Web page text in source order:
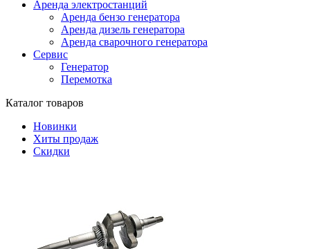
Аренда электростанций
Аренда бензо генератора
Аренда дизель генератора
Аренда сварочного генератора
Сервис
Генератор
Перемотка
Каталог товаров
Новинки
Хиты продаж
Скидки